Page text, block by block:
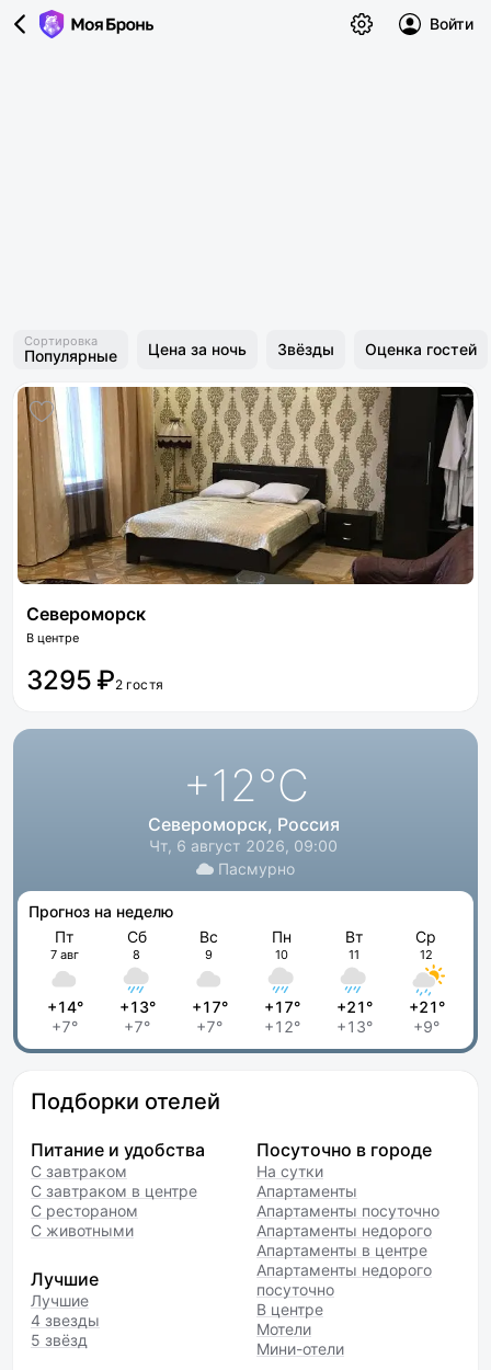
Войти
Сортировка
Популярные Цена за ночь Звёзды Оценка гостей
Североморск
В центре
3295 ₽2 гостя
+12°C
Североморск, Россия
Чт, 6 август 2026, 09:00
Пасмурно
Прогноз на неделю
Пт
7 авг
+14°
+7°
Сб
8
+13°
+7°
Вс
9
+17°
+7°
Пн
10
+17°
+12°
Вт
11
+21°
+13°
Ср
12
+21°
+9°
Подборки отелей
Питание и удобства
С завтраком
С завтраком в центре
С рестораном
С животными
Лучшие
Лучшие
4 звезды
5 звёзд
Посуточно в городе
На сутки
Апартаменты
Апартаменты посуточно
Апартаменты недорого
Апартаменты в центре
Апартаменты недорого
посуточно
В центре
Мотели
Мини-отели